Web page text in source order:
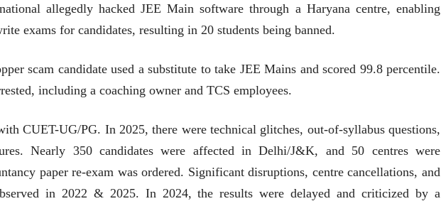
allegedly hacked JEE Main software through a Haryana centre, enabling
exams for candidates, resulting in 20 students being banned.
scam candidate used a substitute to take JEE Mains and scored 99.8 percentile.
including a coaching owner and TCS employees.
CUET-UG/PG. In 2025, there were technical glitches, out-of-syllabus questions,
Nearly 350 candidates were affected in Delhi/J&K, and 50 centres were
paper re-exam was ordered. Significant disruptions, centre cancellations, and
in 2022 & 2025. In 2024, the results were delayed and criticized by a
चीन भेटीतील भाषणे - रवींद्रनाथ टागोर
(अनुवाद सानिया कर्णिक )